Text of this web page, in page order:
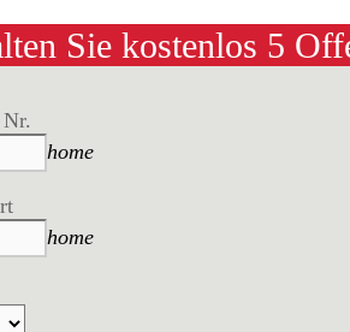
Sie kostenlos 5
Nr.
home
home